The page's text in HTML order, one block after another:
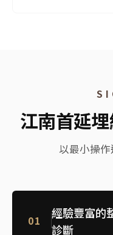
江南首延
以最小操
01
經驗豐富的
診斷